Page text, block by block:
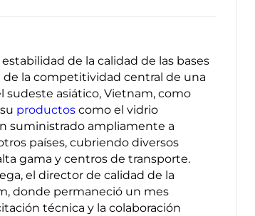
de la calidad de las bases
la competitividad central de una
sudeste asiático, Vietnam, como
productos como el vidrio
suministrado ampliamente a
países, cubriendo diversos
gama y centros de transporte.
el director de calidad de la
donde permaneció un mes
técnica y la colaboración